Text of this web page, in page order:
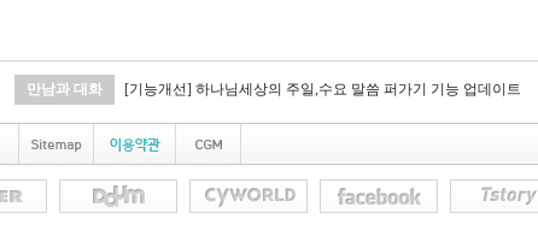
만남과 대화 [기능개선] 하나님세상의 주일,수요 말씀 퍼가기 기능 업데이트